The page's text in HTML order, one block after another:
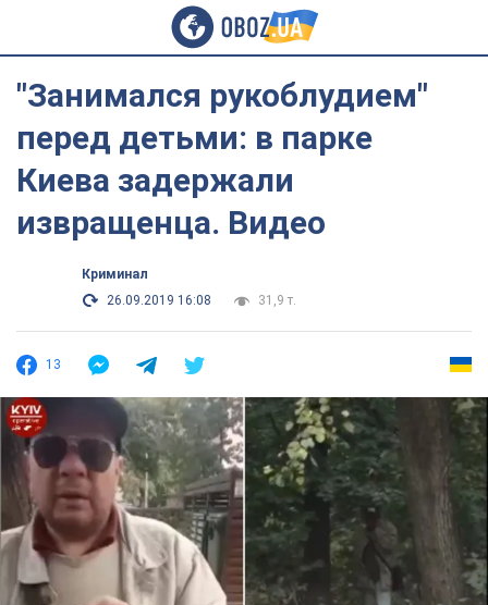
"Занимался рукоблудием"
перед детьми: в парке
Киева задержали
извращенца. Видео
Криминал
26.09.2019 16:08
31,9 т.
13